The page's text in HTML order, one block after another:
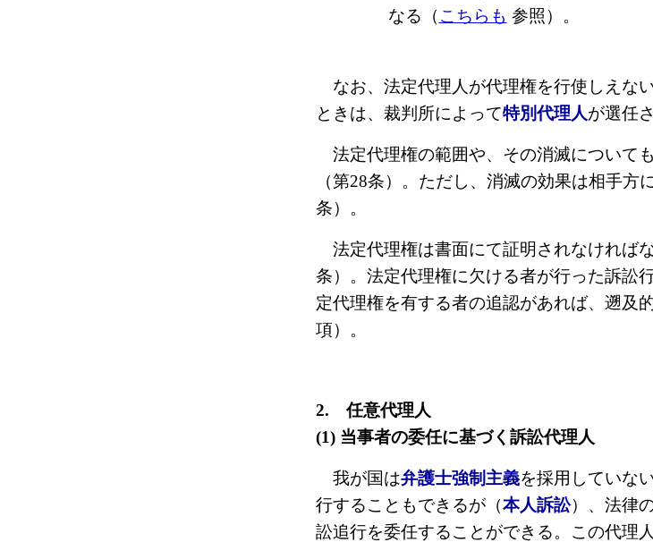
なる（ こちらも 参照）。
なお、法定代理人が代理権を行使しえな
ときは、裁判所によって特別代理人が選任
法定代理権の範囲や、その消滅について
（第28条）。ただし、消滅の効果は相手方
条）。
法定代理権は書面にて証明されなければ
条）。法定代理権に欠ける者が行った訴訟
定代理権を有する者の追認があれば、遡及
項）。
2. 任意代理人
(1) 当事者の委任に基づく訴訟代理人
我が国は弁護士強制主義を採用していな
行することもできるが（本人訴訟）、法律
訟追行を委任することができる。この代理